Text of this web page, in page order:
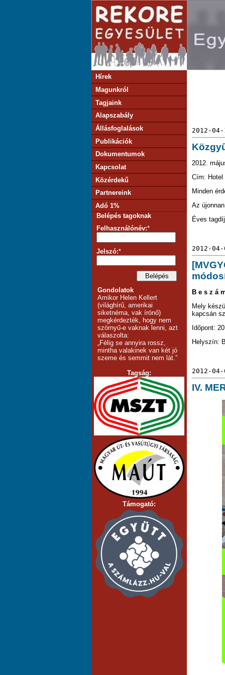
Hírek
Magunkról
Tagjaink
Alapszabály
Állásfoglalások
Publikációk
Dokumentumok
Kapcsolat
Közérdekű
Partnereink
Adó 1%
Belépés tagoknak
Felhasználónév:*
Jelszó:*
Gondolatok
Amikor Helen Kellert
(világhírű, amerikai
siketnéma, vak írónő)
megkérdezték, hogy nem
szörnyű-e vaknak lenni, azt
válaszolta:
„Félig se annyira rossz,
mintha valakinek van két jó
szeme és semmit nem lát.”
Tagság:
Támogató:
2012-
2012.
Cím: Hotel
Minden
Az
Éves
2012-
B e s z á
Mely
kapcsán
Időpont:
Helyszín:
2012-
IV.